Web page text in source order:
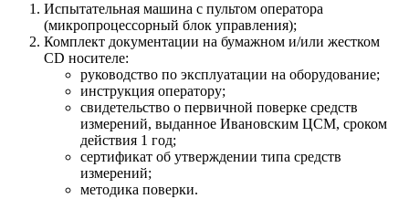
Испытательная машина с пультом оператора
(микропроцессорный блок управления);
Комплект документации на бумажном и/или жестком
СD носителе:
руководство по эксплуатации на оборудование;
инструкция оператору;
свидетельство о первичной поверке средств
измерений, выданное Ивановским ЦСМ, сроком
действия 1 год;
сертификат об утверждении типа средств
измерений;
методика поверки.